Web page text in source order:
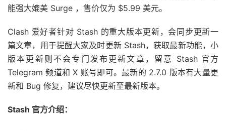
能强大媲美 Surge ，售价仅为 $5.99 美元。
Clash 爱好者针对 Stash 的重大版本更新，会同步更新一
篇文章，用于提醒大家及时更新 Stash，获取最新功能，小
版本更新则不会专门发布更新文章，留意 Stash 官方
Telegram 频道和 X 账号即可。最新的 2.7.0 版本有大量更
新和 Bug 修复，建议尽快更新至最新版本。
Stash 官方介绍：